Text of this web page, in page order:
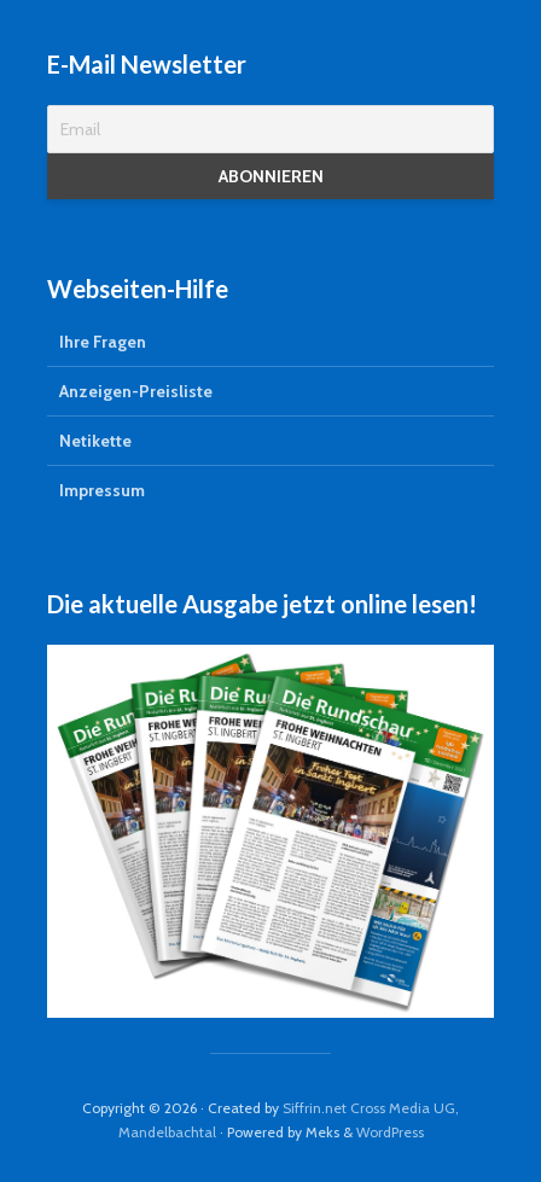
E-Mail Newsletter
Webseiten-Hilfe
Ihre Fragen
Anzeigen-Preisliste
Netikette
Impressum
Die aktuelle Ausgabe jetzt online lesen!
Copyright © 2026 · Created by Siffrin.net Cross Media UG,
Mandelbachtal· Powered by Meks & WordPress